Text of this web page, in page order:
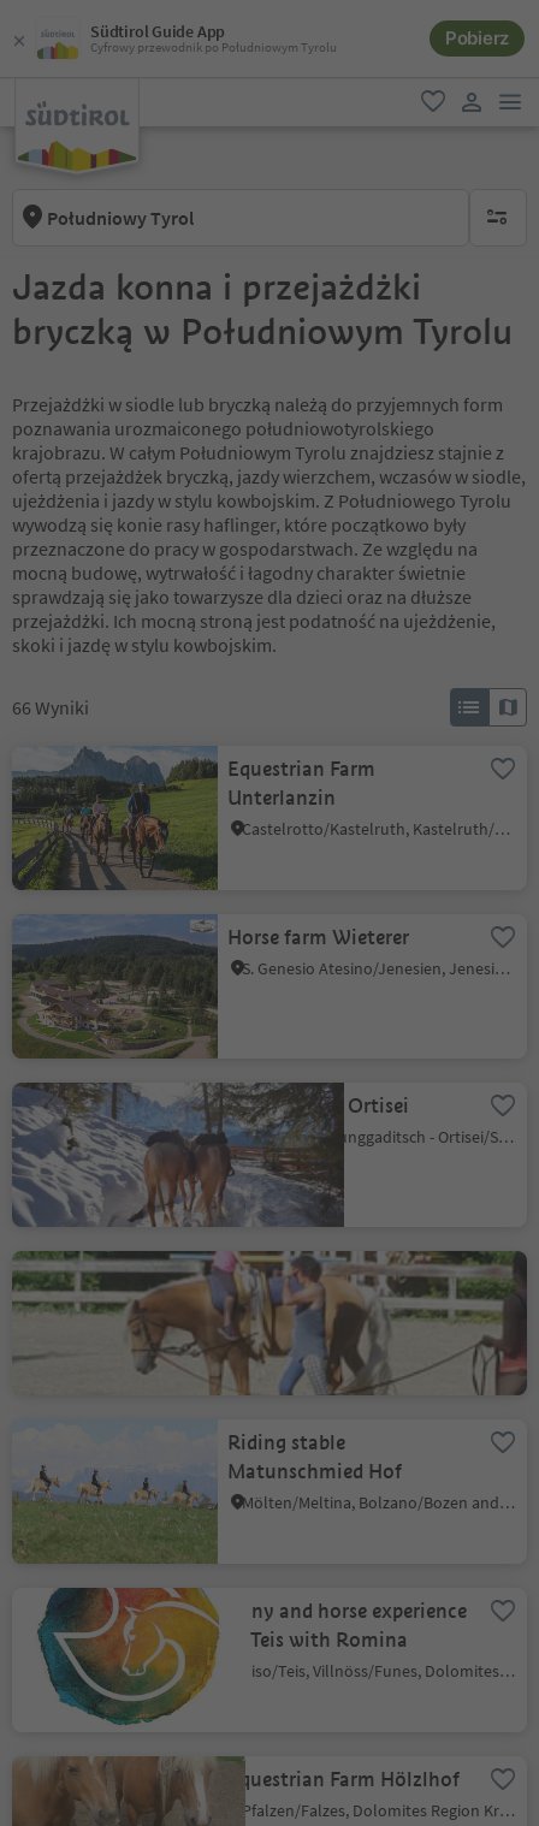
Südtirol Guide App
Cyfrowy przewodnik po Południowym Tyrolu Pobierz
ulubione
Południowy Tyrol brak
Jazda konna i przejażdżki
bryczką w Południowym Tyrolu
Przejażdżki w siodle lub bryczką należą do przyjemnych form
poznawania urozmaiconego południowotyrolskiego
krajobrazu. W całym Południowym Tyrolu znajdziesz stajnie z
ofertą przejażdżek bryczką, jazdy wierzchem, wczasów w siodle,
ujeżdżenia i jazdy w stylu kowbojskim. Z Południowego Tyrolu
wywodzą się konie rasy haflinger, które początkowo były
przeznaczone do pracy w gospodarstwach. Ze względu na
mocną budowę, wytrwałość i łagodny charakter świetnie
sprawdzają się jako towarzysze dla dzieci oraz na dłuższe
przejażdżki. Ich mocną stroną jest podatność na ujeżdżenie,
skoki i jazdę w stylu kowbojskim.
66 Wyniki
Equestrian Farm
Unterlanzin
Castelrotto/Kastelruth, Kastelruth/Castelrotto, Dolomites Region Seiser Alm
Horse farm Wieterer
S. Genesio Atesino/Jenesien, Jenesien/San Genesio Atesino, Bolzano/Bozen and environs
Horse Riding Ortisei
Roncadizza/Runggaditsch - Ortisei/St.Ulrich, Urtijëi/Ortisei, Dolomites Region Val Gardena
Horse riding stable in
Nalles
Schernag/Schernag, Nals/Nalles, Meran/Merano and environs
Riding stable
Matunschmied Hof
Mölten/Meltina, Bolzano/Bozen and environs
Pony and horse experience
in Teis with Romina
Tiso/Teis, Villnöss/Funes, Dolomites Region Lüsen Villnöss
Equestrian Farm Hölzlhof
Pfalzen/Falzes, Dolomites Region Kronplatz/Plan de Corones